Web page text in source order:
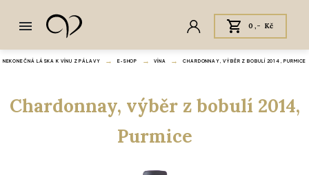
0,- Kč
NEKONEČNÁ LÁSKA K VÍNU Z PÁLAVY E‑SHOP VÍNA CHARDONNAY, VÝBĚR Z BOBULÍ 2014, PURMICE
Chardonnay, výběr z bobulí 2014,
Purmice